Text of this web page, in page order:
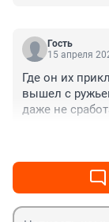
осознавали,
Гость
15 апреля
Где он их
вышел с
даже не